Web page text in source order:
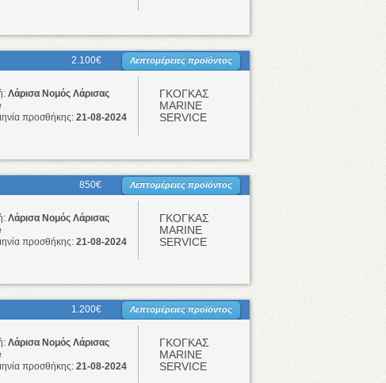
2.100€ Λεπτομέρειες προϊόντος
Λάρισα Νομός Λάρισας
προσθήκης: 21-08-2024
ΓΚΟΓΚΑΣ
ΜΑRINE
SERVICE
850€ Λεπτομέρειες προϊόντος
Λάρισα Νομός Λάρισας
προσθήκης: 21-08-2024
ΓΚΟΓΚΑΣ
ΜΑRINE
SERVICE
1.200€ Λεπτομέρειες προϊόντος
Λάρισα Νομός Λάρισας
προσθήκης: 21-08-2024
ΓΚΟΓΚΑΣ
ΜΑRINE
SERVICE